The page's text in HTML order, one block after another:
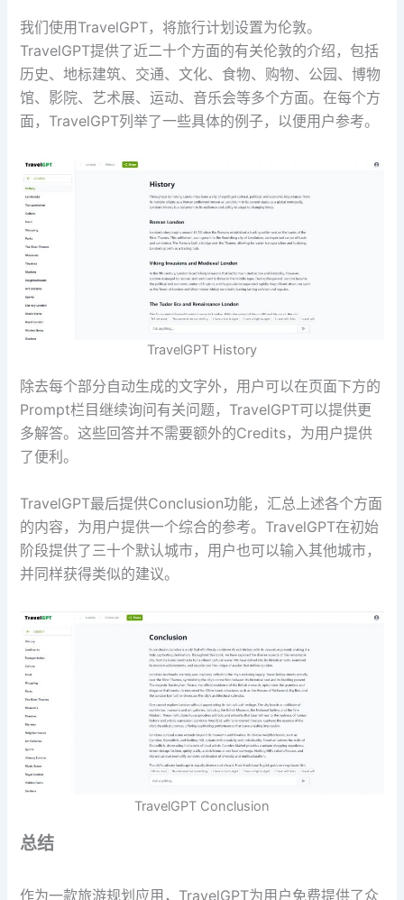
我们使用TravelGPT，将旅行计划设置为伦敦。
TravelGPT提供了近二十个方面的有关伦敦的介绍，包括
历史、地标建筑、交通、文化、食物、购物、公园、博物
馆、影院、艺术展、运动、音乐会等多个方面。在每个方
面，TravelGPT列举了一些具体的例子，以便用户参考。
TravelGPT History
除去每个部分自动生成的文字外，用户可以在页面下方的
Prompt栏目继续询问有关问题，TravelGPT可以提供更
多解答。这些回答并不需要额外的Credits，为用户提供
了便利。
TravelGPT最后提供Conclusion功能，汇总上述各个方面
的内容，为用户提供一个综合的参考。TravelGPT在初始
阶段提供了三十个默认城市，用户也可以输入其他城市，
并同样获得类似的建议。
TravelGPT Conclusion
总结
作为一款旅游规划应用，TravelGPT为用户免费提供了众